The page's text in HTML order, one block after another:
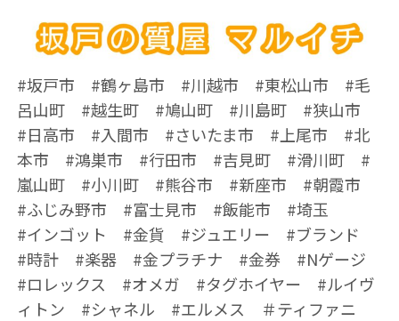
#坂戸市 #鶴ヶ島市 #川越市 #東松山市 #毛
呂山町 #越生町 #鳩山町 #川島町 #狭山市
#日高市 #入間市 #さいたま市 #上尾市 #北
本市 #鴻巣市 #行田市 #吉見町 #滑川町 #
嵐山町 #小川町 #熊谷市 #新座市 #朝霞市
#ふじみ野市 #富士見市 #飯能市 #埼玉
#インゴット #金貨 #ジュエリー #ブランド
#時計 #楽器 #金プラチナ #金券 #Nゲージ
#ロレックス #オメガ #タグホイヤー #ルイヴ
ィトン #シャネル #エルメス ＃ティファニ